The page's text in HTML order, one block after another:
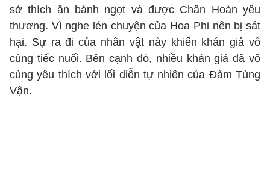
sở thích ăn bánh ngọt và được Chân Hoàn yêu
thương. Vì nghe lén chuyện của Hoa Phi nên bị sát
hại. Sự ra đi của nhân vật này khiến khán giả vô
cùng tiếc nuối. Bên cạnh đó, nhiều khán giả đã vô
cùng yêu thích với lối diễn tự nhiên của Đàm Tùng
Vận.